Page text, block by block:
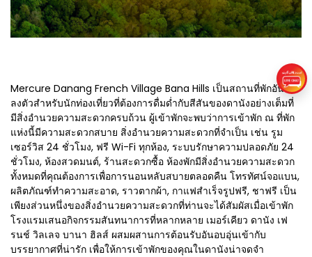
Mercure Danang French Village Bana Hills เป็นสถานที่พักอัน
ลงตัวสำหรับนักท่องเที่ยวที่ต้องการดื่มด่ำกับสีสันของดานังอย่างเต็มที่
มีสิ่งอำนวยความสะดวกครบถ้วน ผู้เข้าพักจะพบว่าการเข้าพัก ณ ที่พัก
แห่งนี้มีความสะดวกสบาย สิ่งอำนวยความสะดวกที่จำเป็น เช่น รูม
เซอร์วิส 24 ชั่วโมง, ฟรี Wi-Fi ทุกห้อง, ระบบรักษาความปลอดภัย 24
ชั่วโมง, ห้องสวดมนต์, ร้านสะดวกซื้อ ห้องพักมีสิ่งอำนวยความสะดวก
ทั้งหมดที่คุณต้องการเพื่อการนอนหลับสบายตลอดคืน โทรทัศน์จอแบน,
ผลิตภัณฑ์ทำความสะอาด, ราวตากผ้า, กาแฟสำเร็จรูปฟรี, ชาฟรี เป็น
เพียงส่วนหนึ่งของสิ่งอำนวยความสะดวกที่ท่านจะได้สัมผัสเมื่อเข้าพัก
โรงแรมเสนอกิจกรรมสันทนาการที่หลากหลาย เมอร์เคียว ดานัง เฟ
รนช์ วิลเลจ บานา ฮิลส์ ผสมผสานการต้อนรับอันอบอุ่นเข้ากับ
บรรยากาศที่น่ารัก เพื่อให้การเข้าพักของคุณในดานังน่าจดจำ